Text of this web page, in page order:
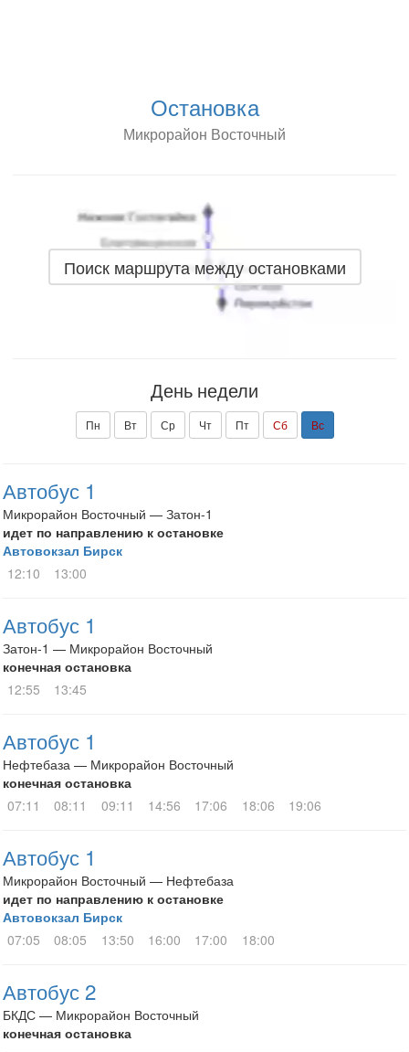
Остановка
Микрорайон Восточный
Поиск маршрута между остановками
День недели
Пн Вт Ср Чт Пт Сб Вс
Автобус 1
Микрорайон Восточный — Затон-1
идет по направлению к остановке
Автовокзал Бирск
12:10
13:00
Автобус 1
Затон-1 — Микрорайон Восточный
конечная остановка
12:55
13:45
Автобус 1
Нефтебаза — Микрорайон Восточный
конечная остановка
07:11
08:11 09:11 14:56 17:06 18:06 19:06
Автобус 1
Микрорайон Восточный — Нефтебаза
идет по направлению к остановке
Автовокзал Бирск
07:05
08:05 13:50 16:00 17:00 18:00
Автобус 2
БКДС — Микрорайон Восточный
конечная остановка